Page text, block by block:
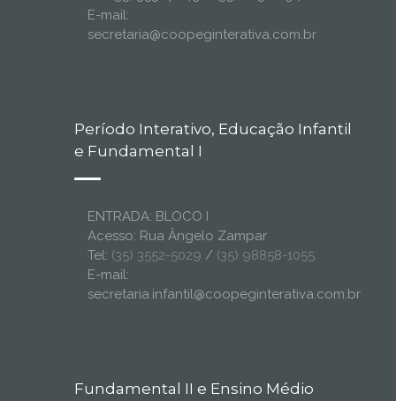
E-mail:
secretaria@coopeginterativa.com.br
Período Interativo, Educação Infantil
e Fundamental I
ENTRADA: BLOCO I
Acesso: Rua Ângelo Zampar
Tel: (35) 3552-5029 / (35) 98858-1055
E-mail:
secretaria.infantil@coopeginterativa.com.br
Fundamental II e Ensino Médio